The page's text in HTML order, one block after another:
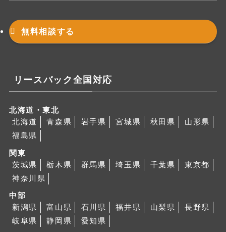
無料相談する
リースバック全国対応
北海道・東北
北海道
青森県 岩手県 宮城県 秋田県
山形県
福島県
関東
茨城県
栃木県 群馬県 埼玉県 千葉県
東京都
神奈川県
中部
新潟県
富山県 石川県 福井県 山梨県
長野県
岐阜県
静岡県 愛知県